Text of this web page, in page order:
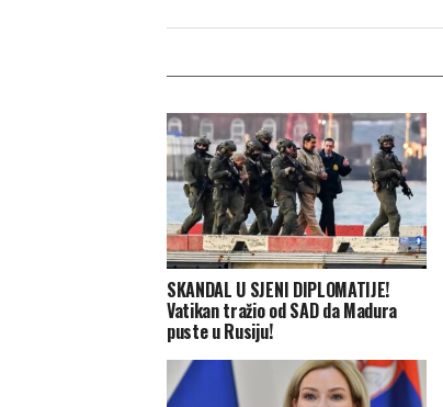
SKANDAL U SJENI DIPLOMATIJE!
Vatikan tražio od SAD da Madura
puste u Rusiju!